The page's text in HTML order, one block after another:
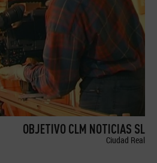
OBJETIVO CLM NOTICIAS SL
Ciudad Real